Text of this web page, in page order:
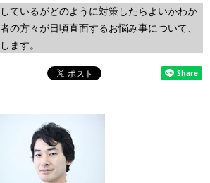
ているがどのように対策したらよいかわか
の方々が日頃直面するお悩み事について、
ます。